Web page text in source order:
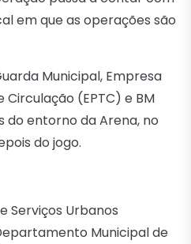
em que as operações são
Municipal, Empresa
(EPTC) e BM
do entorno da Arena, no
do jogo.
Serviços Urbanos
Municipal de